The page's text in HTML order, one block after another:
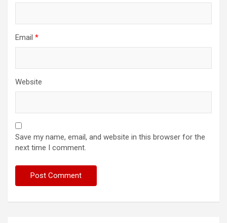
Email *
Website
Save my name, email, and website in this browser for the
next time I comment.